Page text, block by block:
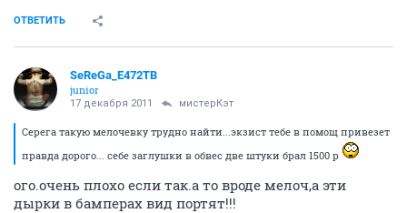
ОТВЕТИТЬ
SeReGa_Е472ТВ
junior
17 декабря 2011 мистерКэт
Серега такую мелочевку трудно найти...экзист тебе в помощ привезет
правда дорого... себе заглушки в обвес две штуки брал 1500 р
ого.очень плохо если так.а то вроде мелоч,а эти
дырки в бамперах вид портят!!!